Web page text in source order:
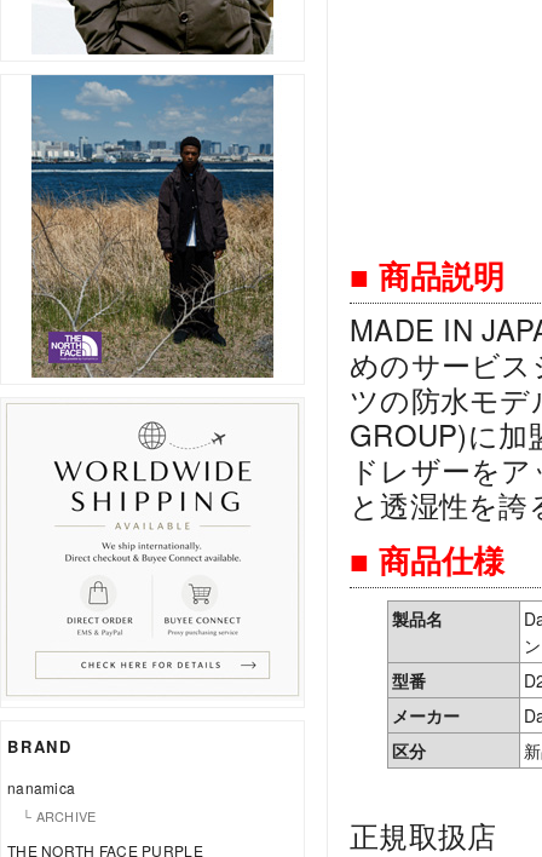
BRAND
nanamica
└ ARCHIVE
THE NORTH FACE PURPLE
■ 商品説明
MADE IN
めのサービ
ツの防水モデ
GROUP)に
ドレザーを
と透湿性を
■ 商品仕様
製品名
型番
メーカー
区分
正規取扱店